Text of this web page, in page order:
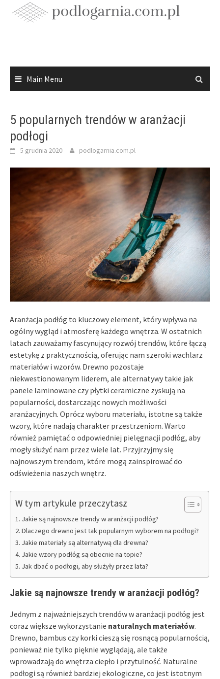
Main Menu
5 popularnych trendów w aranżacji
podłogi
5 grudnia 2020 podlogarnia.com.pl
Aranżacja podłóg to kluczowy element, który wpływa na
ogólny wygląd i atmosferę każdego wnętrza. W ostatnich
latach zauważamy fascynujący rozwój trendów, które łączą
estetykę z praktycznością, oferując nam szeroki wachlarz
materiałów i wzorów. Drewno pozostaje
niekwestionowanym liderem, ale alternatywy takie jak
panele laminowane czy płytki ceramiczne zyskują na
popularności, dostarczając nowych możliwości
aranżacyjnych. Oprócz wyboru materiału, istotne są także
wzory, które nadają charakter przestrzeniom. Warto
również pamiętać o odpowiedniej pielęgnacji podłóg, aby
mogły służyć nam przez wiele lat. Przyjrzyjmy się
najnowszym trendom, które mogą zainspirować do
odświeżenia naszych wnętrz.
W tym artykule przeczytasz
Jakie są najnowsze trendy w aranżacji podłóg?
Dlaczego drewno jest tak popularnym wyborem na podłogi?
Jakie materiały są alternatywą dla drewna?
Jakie wzory podłóg są obecnie na topie?
Jak dbać o podłogi, aby służyły przez lata?
Jakie są najnowsze trendy w aranżacji podłóg?
Jednym z najważniejszych trendów w aranżacji podłóg jest
coraz większe wykorzystanie naturalnych materiałów.
Drewno, bambus czy korki cieszą się rosnącą popularnością,
ponieważ nie tylko pięknie wyglądają, ale także
wprowadzają do wnętrza ciepło i przytulność. Naturalne
podłogi są również bardziej ekologiczne, co jest istotnym